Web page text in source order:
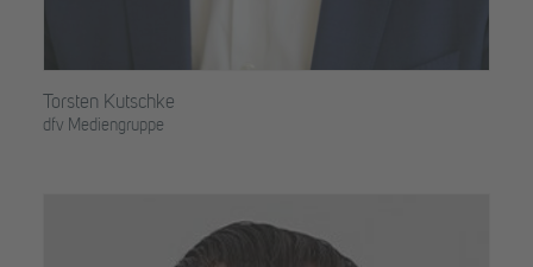
Torsten Kutschke
dfv Mediengruppe